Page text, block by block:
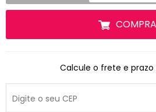
Calcule o frete e